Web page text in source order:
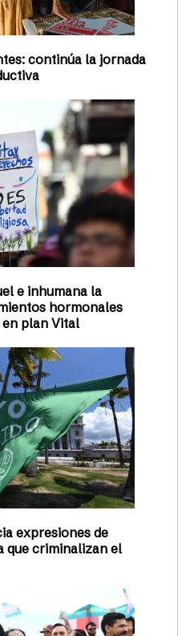
continúa la jornada
e inhumana la
hormonales
plan Vital
expresiones de
que criminalizan el